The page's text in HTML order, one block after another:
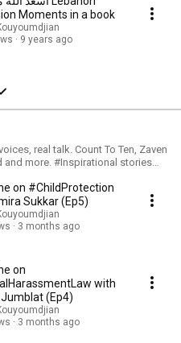
Moments in a book
9 years ago
To Ten, Zaven
and more. #Inspirational stories
on #ChildProtection
Sukkar (Ep5)
3 months ago
on
with
(Ep4)
3 months ago